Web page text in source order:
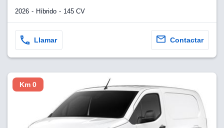
2026 Híbrido 145 CV
Llamar Contactar
Km 0